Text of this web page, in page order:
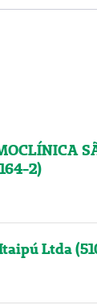
2)
Ltda